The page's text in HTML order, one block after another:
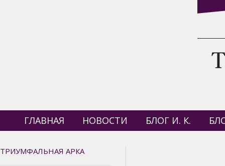
ГЛАВНАЯ НОВОСТИ БЛОГ И. К.
ТРИУМФАЛЬНАЯ АРКА